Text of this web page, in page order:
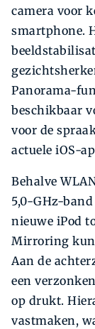
camera voor
smartphone.
Panorama-
beschikbaar
voor de
actuele iOS-
Behalve
5,0-GHz-
nieuwe iPod
Mirroring kun
Aan de
een
op drukt.
vastmaken,